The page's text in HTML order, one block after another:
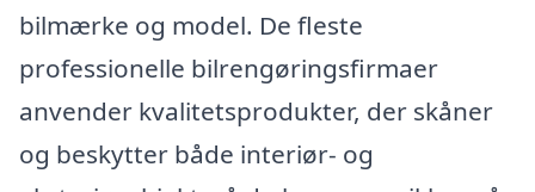
bilmærke og model. De fleste
professionelle bilrengøringsfirmaer
anvender kvalitetsprodukter, der skåner
og beskytter både interiør- og